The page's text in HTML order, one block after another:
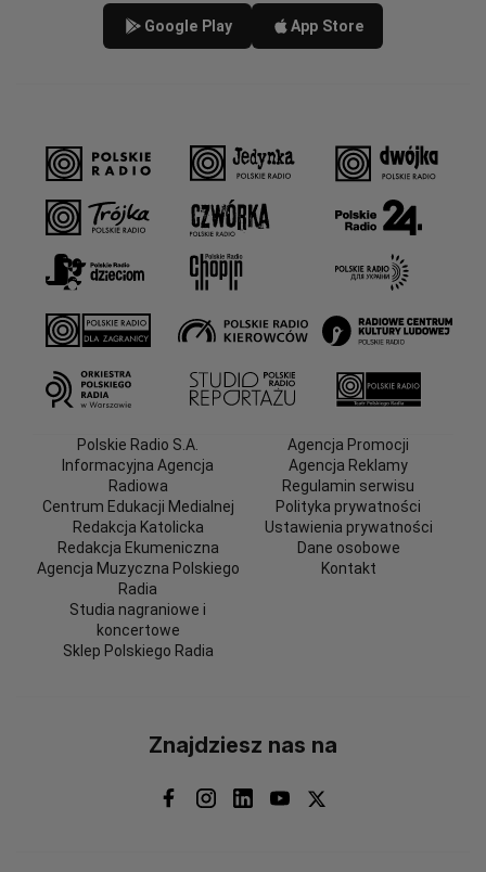
Google Play App Store
Polskie Radio S.A.
Informacyjna Agencja
Radiowa
Centrum Edukacji Medialnej
Redakcja Katolicka
Redakcja Ekumeniczna
Agencja Muzyczna Polskiego
Radia
Studia nagraniowe i
koncertowe
Sklep Polskiego Radia
Agencja Promocji
Agencja Reklamy
Regulamin serwisu
Polityka prywatności
Ustawienia prywatności
Dane osobowe
Kontakt
Znajdziesz nas na